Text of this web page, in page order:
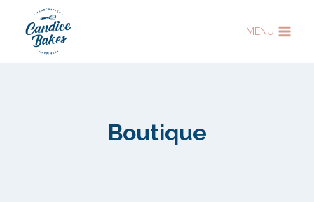
contenu
MENU
Boutique